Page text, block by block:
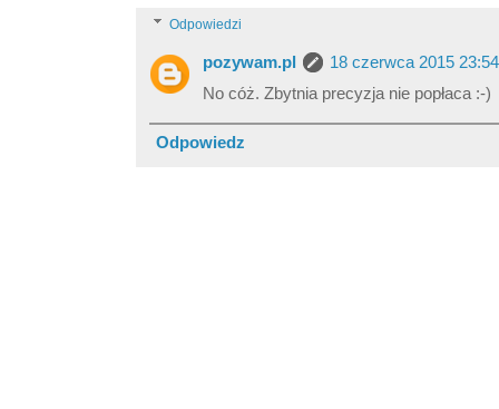
Odpowiedzi
pozywam.pl
18 czerwca 2015 23:54
No cóż. Zbytnia precyzja nie popłaca :-)
Odpowiedz